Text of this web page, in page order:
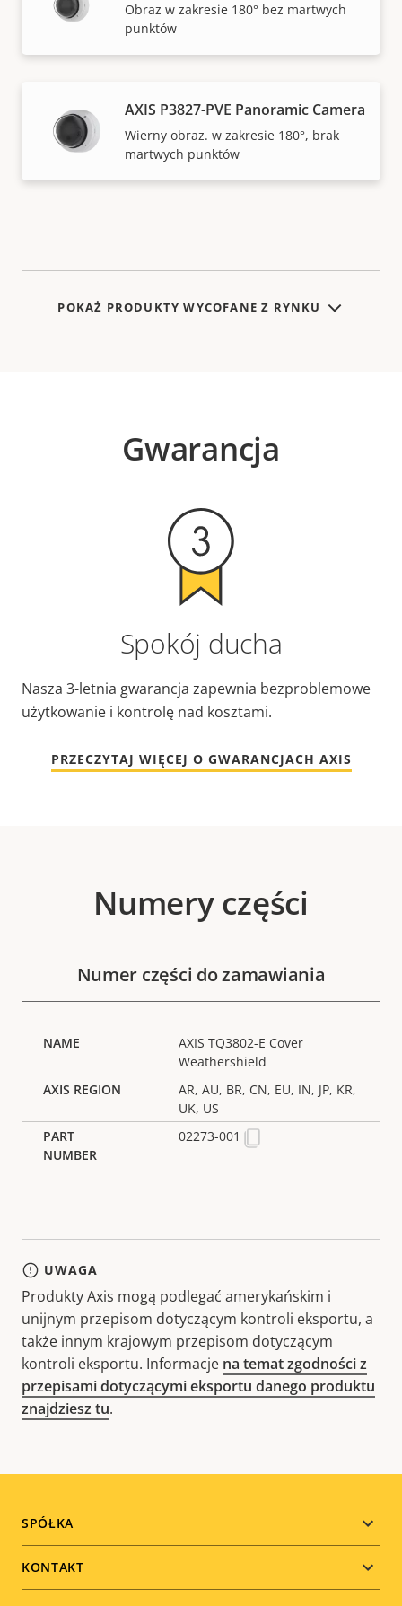
Obraz w zakresie 180° bez martwych
punktów
AXIS P3827-PVE Panoramic Camera
Wierny obraz. w zakresie 180°, brak
martwych punktów
POKAŻ PRODUKTY WYCOFANE Z RYNKU
Gwarancja
Spokój ducha
Nasza 3-letnia gwarancja zapewnia bezproblemowe
użytkowanie i kontrolę nad kosztami.
PRZECZYTAJ WIĘCEJ O GWARANCJACH AXIS
Numery części
Numer części do zamawiania
AXIS TQ3802-E Cover
Weathershield
AR, AU, BR, CN, EU, IN, JP, KR,
UK, US
02273-001
UWAGA
Produkty Axis mogą podlegać amerykańskim i
unijnym przepisom dotyczącym kontroli eksportu, a
także innym krajowym przepisom dotyczącym
kontroli eksportu. Informacje na temat zgodności z
przepisami dotyczącymi eksportu danego produktu
znajdziesz tu.
Footer
menu
SPÓŁKA
KONTAKT